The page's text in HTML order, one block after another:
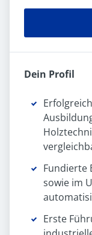
Dein Profil
Fundierte
sowie im
Erste